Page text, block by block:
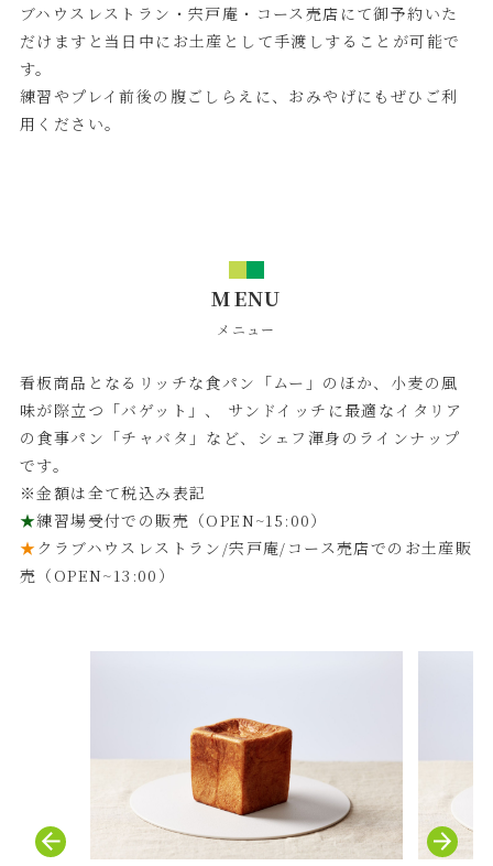
ブハウスレストラン・宍戸庵・コース売店にて御予約いた
だけますと当日中にお土産として手渡しすることが可能で
す。
練習やプレイ前後の腹ごしらえに、おみやげにもぜひご利
用ください。
MENU
メニュー
看板商品となるリッチな食パン「ムー」のほか、小麦の風
味が際立つ「バゲット」、 サンドイッチに最適なイタリア
の食事パン「チャバタ」など、シェフ渾身のラインナップ
です。
※金額は全て税込み表記
★練習場受付での販売（OPEN~15:00）
★ クラブハウスレストラン/宍戸庵/コース売店でのお土産販
売（OPEN~13:00）